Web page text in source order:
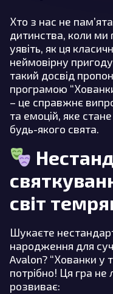
Хто з нас не
дитинства, коли ми
уявіть, як ця
неймовірну
такий досвід
програмою
– це справжнє
та емоцій, яке
будь-якого свята.
світ
Шукаєте
народження для
Avalon? “Хованки у
потрібно! Ця гра
розвиває: